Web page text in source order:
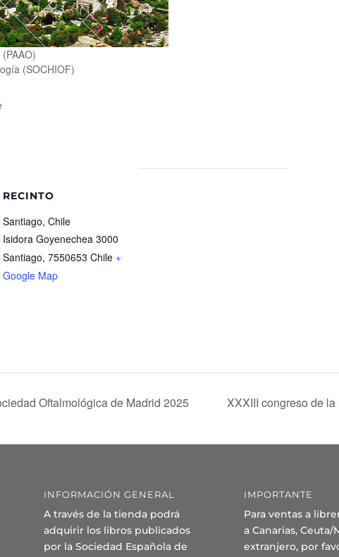
(SOCHIOF)
RECINTO
Santiago, Chile
Isidora Goyenechea 3000
Santiago, 7550653 Chile +
Google Map
Oftalmológica de Madrid 2025 XXXIII congreso de
INFORMACIÓN GENERAL
A través de la tienda podrá
adquirir los libros publicados
por la Sociedad Española de
IMPORTANTE
Para ventas a
a Canarias, Ceuta/
extranjero, por